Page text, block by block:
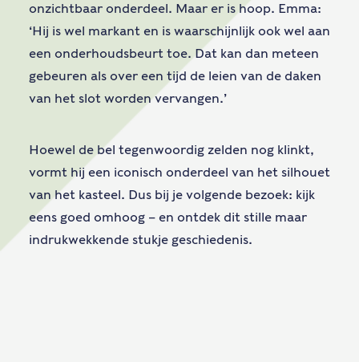
onzichtbaar onderdeel. Maar er is hoop. Emma:
‘Hij is wel markant en is waarschijnlijk ook wel aan
een onderhoudsbeurt toe. Dat kan dan meteen
gebeuren als over een tijd de leien van de daken
van het slot worden vervangen.’
Hoewel de bel tegenwoordig zelden nog klinkt,
vormt hij een iconisch onderdeel van het silhouet
van het kasteel. Dus bij je volgende bezoek: kijk
eens goed omhoog – en ontdek dit stille maar
indrukwekkende stukje geschiedenis.